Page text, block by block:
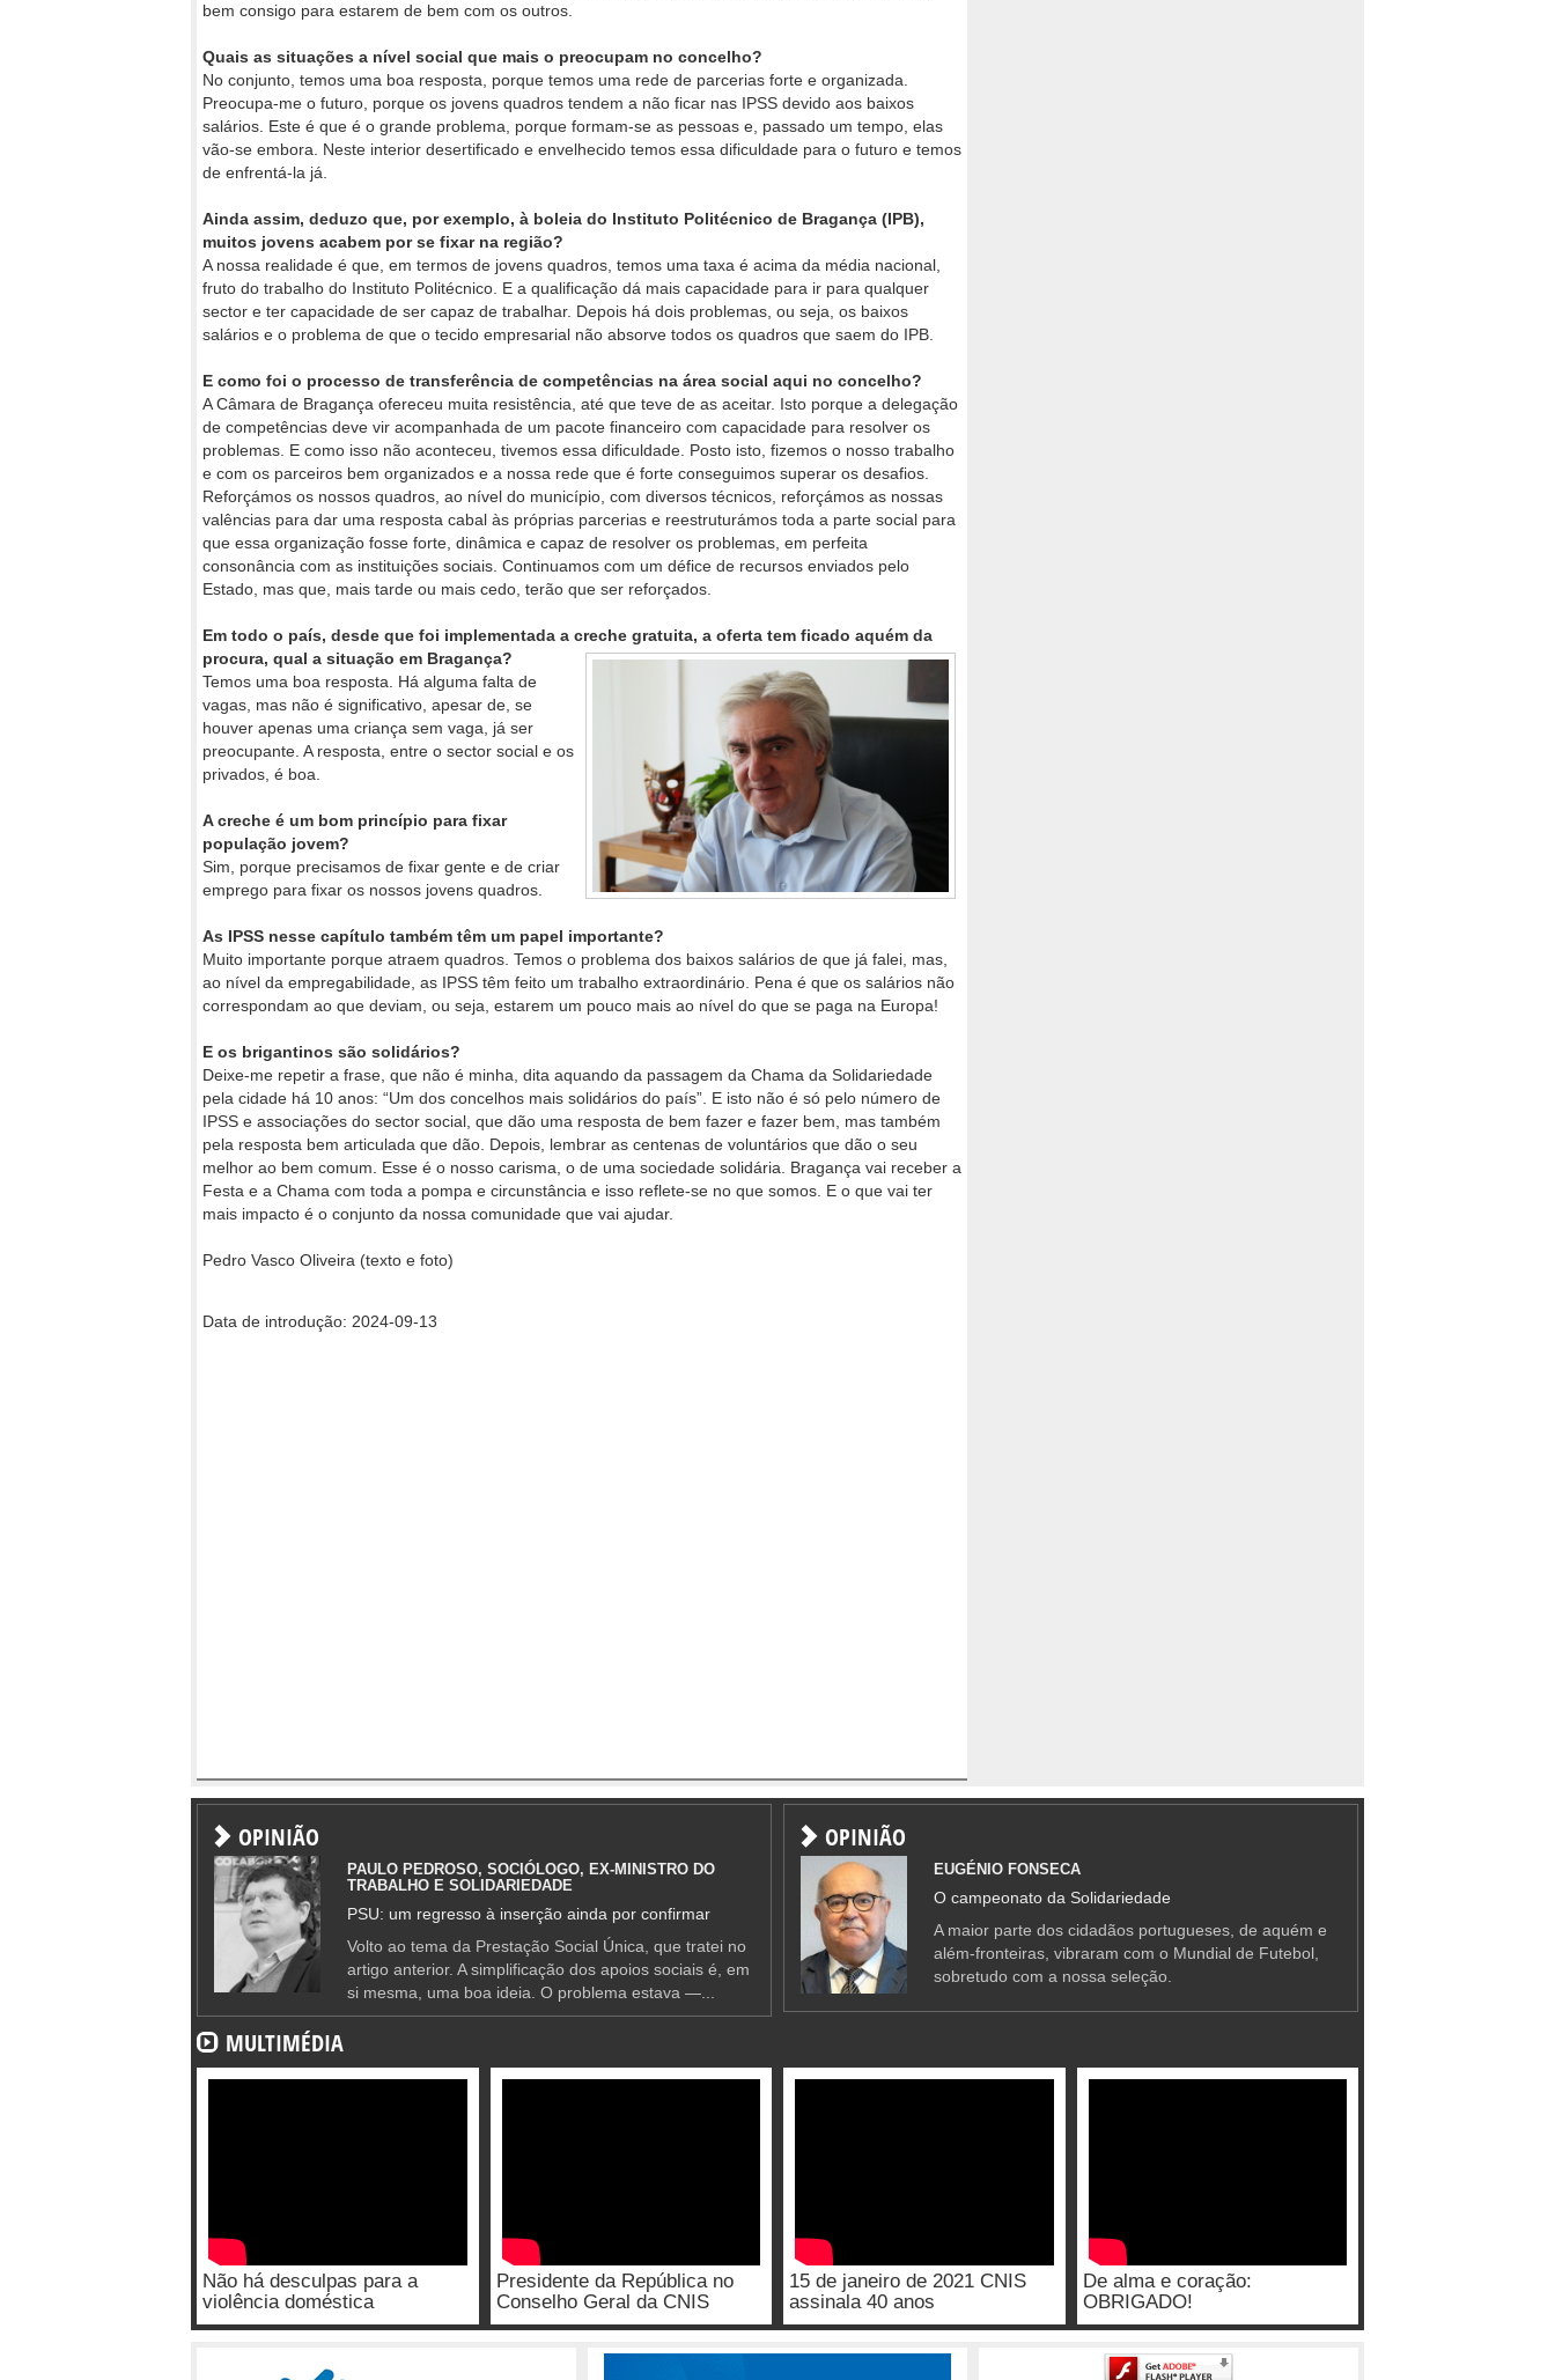
bem consigo para estarem de bem com os outros.
Quais as situações a nível social que mais o preocupam no concelho?
No conjunto, temos uma boa resposta, porque temos uma rede de parcerias forte e organizada.
Preocupa-me o futuro, porque os jovens quadros tendem a não ficar nas IPSS devido aos baixos
salários. Este é que é o grande problema, porque formam-se as pessoas e, passado um tempo, elas
vão-se embora. Neste interior desertificado e envelhecido temos essa dificuldade para o futuro e temos
de enfrentá-la já.
Ainda assim, deduzo que, por exemplo, à boleia do Instituto Politécnico de Bragança (IPB),
muitos jovens acabem por se fixar na região?
A nossa realidade é que, em termos de jovens quadros, temos uma taxa é acima da média nacional,
fruto do trabalho do Instituto Politécnico. E a qualificação dá mais capacidade para ir para qualquer
sector e ter capacidade de ser capaz de trabalhar. Depois há dois problemas, ou seja, os baixos
salários e o problema de que o tecido empresarial não absorve todos os quadros que saem do IPB.
E como foi o processo de transferência de competências na área social aqui no concelho?
A Câmara de Bragança ofereceu muita resistência, até que teve de as aceitar. Isto porque a delegação
de competências deve vir acompanhada de um pacote financeiro com capacidade para resolver os
problemas. E como isso não aconteceu, tivemos essa dificuldade. Posto isto, fizemos o nosso trabalho
e com os parceiros bem organizados e a nossa rede que é forte conseguimos superar os desafios.
Reforçámos os nossos quadros, ao nível do município, com diversos técnicos, reforçámos as nossas
valências para dar uma resposta cabal às próprias parcerias e reestruturámos toda a parte social para
que essa organização fosse forte, dinâmica e capaz de resolver os problemas, em perfeita
consonância com as instituições sociais. Continuamos com um défice de recursos enviados pelo
Estado, mas que, mais tarde ou mais cedo, terão que ser reforçados.
Em todo o país, desde que foi implementada a creche gratuita, a oferta tem ficado aquém da
procura, qual a situação em Bragança?
Temos uma boa resposta. Há alguma falta de
vagas, mas não é significativo, apesar de, se
houver apenas uma criança sem vaga, já ser
preocupante. A resposta, entre o sector social e os
privados, é boa.
A creche é um bom princípio para fixar
população jovem?
Sim, porque precisamos de fixar gente e de criar
emprego para fixar os nossos jovens quadros.
As IPSS nesse capítulo também têm um papel importante?
Muito importante porque atraem quadros. Temos o problema dos baixos salários de que já falei, mas,
ao nível da empregabilidade, as IPSS têm feito um trabalho extraordinário. Pena é que os salários não
correspondam ao que deviam, ou seja, estarem um pouco mais ao nível do que se paga na Europa!
E os brigantinos são solidários?
Deixe-me repetir a frase, que não é minha, dita aquando da passagem da Chama da Solidariedade
pela cidade há 10 anos: “Um dos concelhos mais solidários do país”. E isto não é só pelo número de
IPSS e associações do sector social, que dão uma resposta de bem fazer e fazer bem, mas também
pela resposta bem articulada que dão. Depois, lembrar as centenas de voluntários que dão o seu
melhor ao bem comum. Esse é o nosso carisma, o de uma sociedade solidária. Bragança vai receber a
Festa e a Chama com toda a pompa e circunstância e isso reflete-se no que somos. E o que vai ter
mais impacto é o conjunto da nossa comunidade que vai ajudar.
Pedro Vasco Oliveira (texto e foto)
Data de introdução: 2024-09-13
OPINIÃO
PAULO PEDROSO, SOCIÓLOGO, EX-MINISTRO DO
TRABALHO E SOLIDARIEDADE
PSU: um regresso à inserção ainda por confirmar
Volto ao tema da Prestação Social Única, que tratei no
artigo anterior. A simplificação dos apoios sociais é, em
si mesma, uma boa ideia. O problema estava —...
OPINIÃO
EUGÉNIO FONSECA
O campeonato da Solidariedade
A maior parte dos cidadãos portugueses, de aquém e
além-fronteiras, vibraram com o Mundial de Futebol,
sobretudo com a nossa seleção.
MULTIMÉDIA
Não há desculpas para a
violência doméstica
Presidente da República no
Conselho Geral da CNIS
15 de janeiro de 2021 CNIS
assinala 40 anos
De alma e coração:
OBRIGADO!